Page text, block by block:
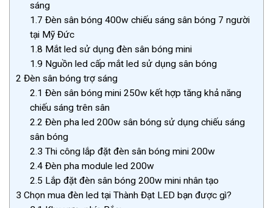
sáng
1.7 Đèn sân bóng 400w chiếu sáng sân bóng 7 người
tại Mỹ Đức
1.8 Mắt led sử dụng đèn sân bóng mini
1.9 Nguồn led cấp mắt led sử dụng sân bóng
2 Đèn sân bóng trợ sáng
2.1 Đèn sân bóng mini 250w kết hợp tăng khả năng
chiếu sáng trên sân
2.2 Đèn pha led 200w sân bóng sử dụng chiếu sáng
sân bóng
2.3 Thi công lắp đặt đèn sân bóng mini 200w
2.4 Đèn pha module led 200w
2.5 Lắp đặt đèn sân bóng 200w mini nhân tạo
3 Chọn mua đèn led tại Thành Đạt LED bạn được gì?